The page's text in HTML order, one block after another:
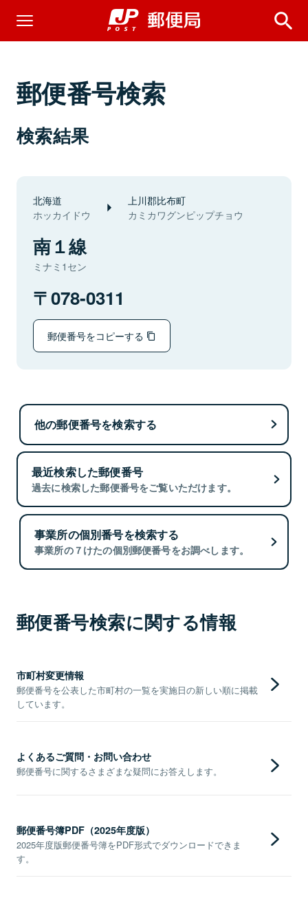
郵便番号検索
検索結果
北海道
ホッカイドウ
上川郡比布町
カミカワグンピップチョウ
南１線
ミナミ1セン
078-0311
郵便番号をコピーする
他の郵便番号を検索する
最近検索した郵便番号
過去に検索した郵便番号をご覧いただけます。
事業所の個別番号を検索する
事業所の７けたの個別郵便番号をお調べします。
郵便番号検索に関する情報
市町村変更情報
郵便番号を公表した市町村の一覧を実施日の新しい順に掲載
しています。
よくあるご質問・お問い合わせ
郵便番号に関するさまざまな疑問にお答えします。
郵便番号簿PDF（2025年度版）
2025年度版郵便番号簿をPDF形式でダウンロードできま
す。